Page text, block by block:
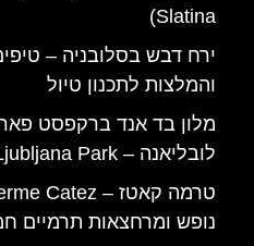
Slatina)
ירח דבש בסלובניה –
והמלצות לתכנון טיול
מלון בד אנד ברקפסט
לובליאנה – B&B Ljubljana Park
נופש ומרחצאות תרמיים